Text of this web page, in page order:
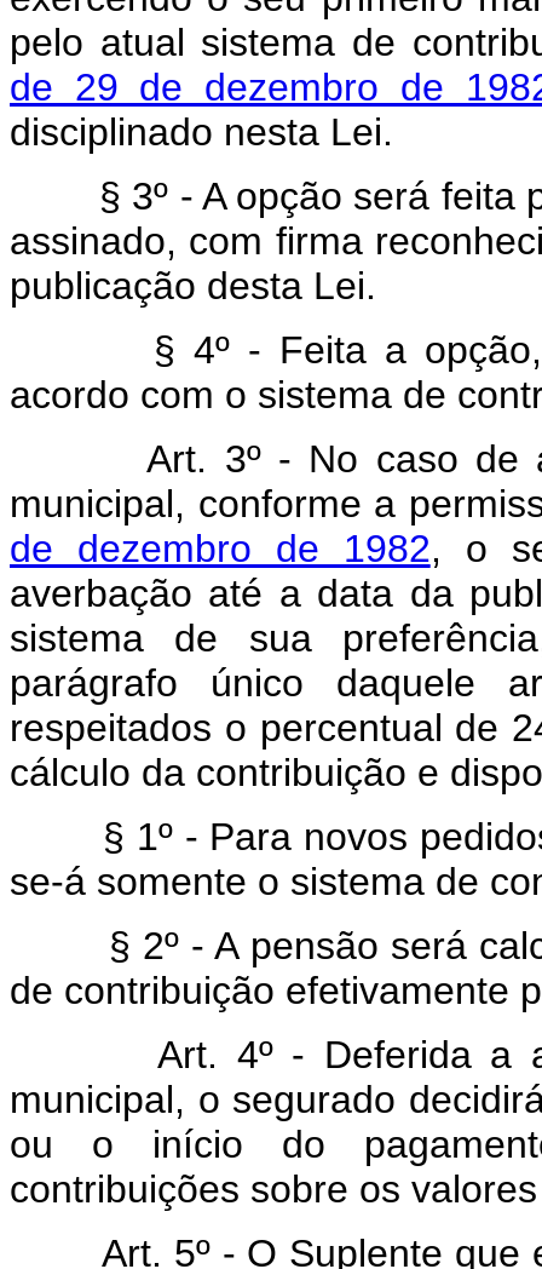
pelo atual sistema de
de 29 de dezembro de
disciplinado nesta Lei.
§ 3º - A opção será feita
assinado, com firma
publicação desta Lei.
§ 4º - Feita a opção,
acordo com o sistema de
Art. 3º - No caso de
municipal, conforme a
de dezembro de 1982, o
averbação até a data da
sistema de sua
parágrafo único daquele
respeitados o percentual de
cálculo da contribuição e
§ 1º - Para novos pedidos
se-á somente o sistema de
§ 2º - A pensão será
de contribuição efetivamente
Art. 4º - Deferida a
municipal, o segurado
ou o início do
contribuições sobre os
Art. 5º - O Suplente